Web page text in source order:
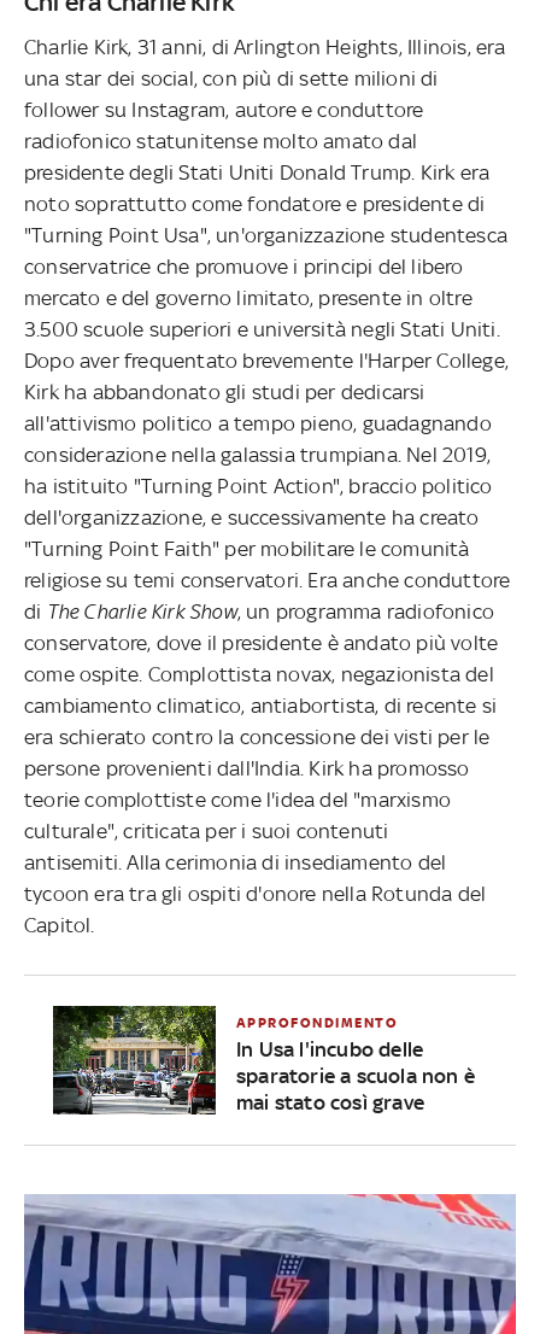
Charlie Kirk, 31 anni, di Arlington Heights, Illinois, era
una star dei social, con più di sette milioni di
follower su Instagram, autore e conduttore
radiofonico statunitense molto amato dal
presidente degli Stati Uniti Donald Trump. Kirk era
noto soprattutto come fondatore e presidente di
"Turning Point Usa", un'organizzazione studentesca
conservatrice che promuove i principi del libero
mercato e del governo limitato, presente in oltre
3.500 scuole superiori e università negli Stati Uniti.
Dopo aver frequentato brevemente l'Harper College,
Kirk ha abbandonato gli studi per dedicarsi
all'attivismo politico a tempo pieno, guadagnando
considerazione nella galassia trumpiana. Nel 2019,
ha istituito "Turning Point Action", braccio politico
dell'organizzazione, e successivamente ha creato
"Turning Point Faith" per mobilitare le comunità
religiose su temi conservatori. Era anche conduttore
di The Charlie Kirk Show, un programma radiofonico
conservatore, dove il presidente è andato più volte
come ospite. Complottista novax, negazionista del
cambiamento climatico, antiabortista, di recente si
era schierato contro la concessione dei visti per le
persone provenienti dall'India. Kirk ha promosso
teorie complottiste come l'idea del "marxismo
culturale", criticata per i suoi contenuti
antisemiti. Alla cerimonia di insediamento del
tycoon era tra gli ospiti d'onore nella Rotunda del
Capitol.
APPROFONDIMENTO
In Usa l'incubo delle
sparatorie a scuola non è
mai stato così grave